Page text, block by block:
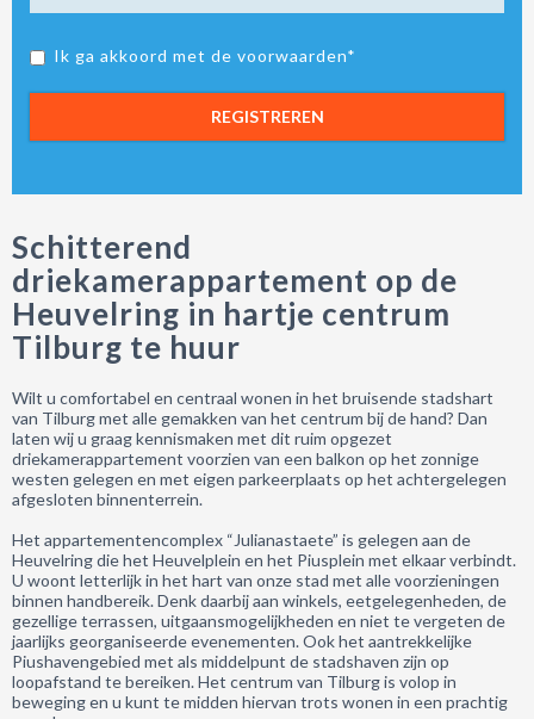
Ik ga akkoord met de voorwaarden*
REGISTREREN
Schitterend
driekamerappartement op de
Heuvelring in hartje centrum
Tilburg te huur
Wilt u comfortabel en centraal wonen in het bruisende stadshart
van Tilburg met alle gemakken van het centrum bij de hand? Dan
laten wij u graag kennismaken met dit ruim opgezet
driekamerappartement voorzien van een balkon op het zonnige
westen gelegen en met eigen parkeerplaats op het achtergelegen
afgesloten binnenterrein.
Het appartementencomplex “Julianastaete” is gelegen aan de
Heuvelring die het Heuvelplein en het Piusplein met elkaar verbindt.
U woont letterlijk in het hart van onze stad met alle voorzieningen
binnen handbereik. Denk daarbij aan winkels, eetgelegenheden, de
gezellige terrassen, uitgaansmogelijkheden en niet te vergeten de
jaarlijks georganiseerde evenementen. Ook het aantrekkelijke
Piushavengebied met als middelpunt de stadshaven zijn op
loopafstand te bereiken. Het centrum van Tilburg is volop in
beweging en u kunt te midden hiervan trots wonen in een prachtig